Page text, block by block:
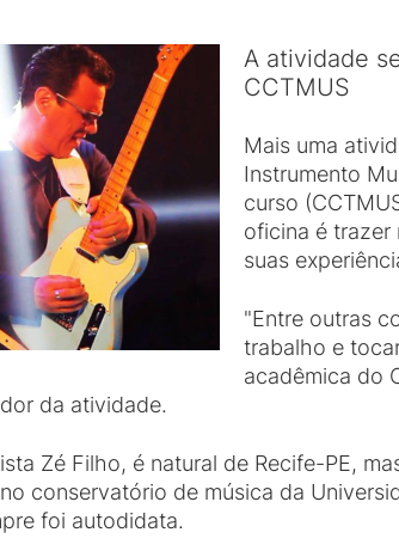
A atividade
CCTMUS
Mais uma
Instrumento
curso
oficina é trazer
suas
"Entre outras
trabalho e
acadêmica do
da atividade.
Zé Filho, é natural de Recife-PE,
conservatório de música da
foi autodidata.